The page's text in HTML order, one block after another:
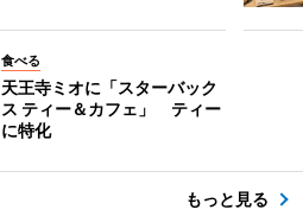
食べる
天王寺ミオに「スターバック
ス ティー＆カフェ」 ティー
に特化
もっと見る